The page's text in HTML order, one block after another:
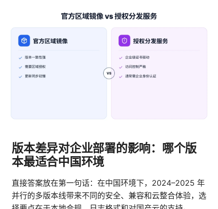
版本差异对企业部署的影响：哪个版
本最适合中国环境
直接答案放在第一句话：在中国环境下，2024–2025 年
并行的多版本线带来不同的安全、兼容和云整合体验，选